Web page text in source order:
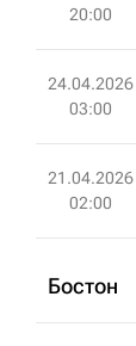
20:00
24.04.2026
03:00
21.04.2026
02:00
Бостон